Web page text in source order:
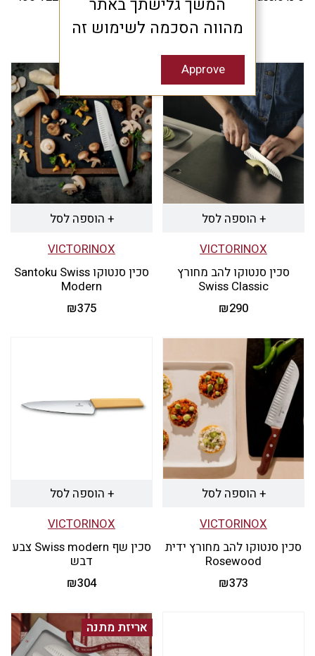
אדום
₪ 290
₪ 290
+ הוספה לסל
VICTORINOX
סכין סנטוקו להב מחורץ
Swiss Classic
₪290
יש
מספר
סוגים.
ניתן
לבחור
את
האפשרויות
בעמוד
המוצר
+ הוספה לסל
VICTORINOX
סכין סנטוקו Santoku Swiss
Modern
₪375
מספר
סוגים.
את
האפשרויות
בעמוד
המוצר
+ הוספה לסל
VICTORINOX
סכין סנטוקו להב מחורץ ידית
Rosewood
₪373
+ הוספה לסל
VICTORINOX
סכין שף Swiss modern צבע
דבש
₪304
אריזת מתנה
מהווה הסכמה לשימוש זה
Approve